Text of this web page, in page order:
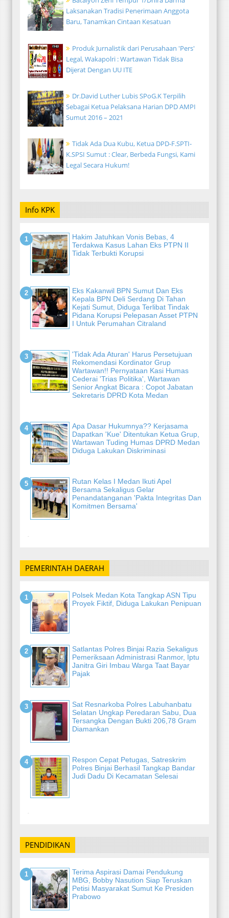
Laksanakan Tradisi Penerimaan Anggota
Baru, Tanamkan Cintaan Kesatuan
Produk Jurnalistik dari Perusahaan 'Pers'
Legal, Wakapolri : Wartawan Tidak Bisa
Dijerat Dengan UU ITE
Dr.David Luther Lubis SPoG.K Terpilih
Sebagai Ketua Pelaksana Harian DPD AMPI
Sumut 2016 – 2021
Tidak Ada Dua Kubu, Ketua DPD-F.SPTI-
K.SPSI Sumut : Clear, Berbeda Fungsi, Kami
Legal Secara Hukum!
Info KPK
Hakim Jatuhkan Vonis Bebas, 4
Terdakwa Kasus Lahan Eks PTPN II
Tidak Terbukti Korupsi
Eks Kakanwil BPN Sumut Dan Eks
Kepala BPN Deli Serdang Di Tahan
Kejati Sumut, Diduga Terlibat Tindak
Pidana Korupsi Pelepasan Asset PTPN
I Untuk Perumahan Citraland
'Tidak Ada Aturan' Harus Persetujuan
Rekomendasi Kordinator Grup
Wartawan!! Pernyataan Kasi Humas
Cederai 'Trias Politika', Wartawan
Senior Angkat Bicara : Copot Jabatan
Sekretaris DPRD Kota Medan
Apa Dasar Hukumnya?? Kerjasama
Dapatkan 'Kue' Ditentukan Ketua Grup,
Wartawan Tuding Humas DPRD Medan
Diduga Lakukan Diskriminasi
Rutan Kelas I Medan Ikuti Apel
Bersama Sekaligus Gelar
Penandatanganan 'Pakta Integritas Dan
Komitmen Bersama'
-
PEMERINTAH DAERAH
Polsek Medan Kota Tangkap ASN Tipu
Proyek Fiktif, Diduga Lakukan Penipuan
Satlantas Polres Binjai Razia Sekaligus
Pemeriksaan Administrasi Ranmor, Iptu
Janitra Giri Imbau Warga Taat Bayar
Pajak
Sat Resnarkoba Polres Labuhanbatu
Selatan Ungkap Peredaran Sabu, Dua
Tersangka Dengan Bukti 206,78 Gram
Diamankan
Respon Cepat Petugas, Satreskrim
Polres Binjai Berhasil Tangkap Bandar
Judi Dadu Di Kecamatan Selesai
-
PENDIDIKAN
Terima Aspirasi Damai Pendukung
MBG, Bobby Nasution Siap Teruskan
Petisi Masyarakat Sumut Ke Presiden
Prabowo